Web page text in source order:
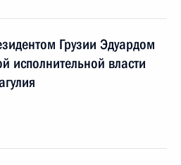
Грузии Эдуардом
исполнительной власти